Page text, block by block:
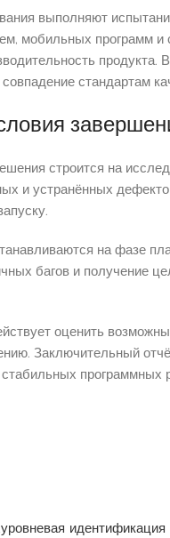
выполняют
мобильных программ
стандартам
строится на
и устранённых
на фазе
багов и получение
оценить
Заключительный
идентификация